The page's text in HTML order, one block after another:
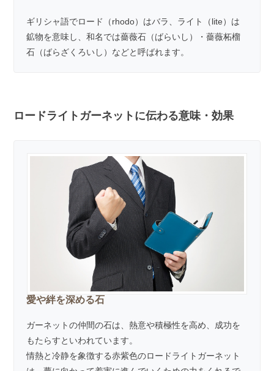
ギリシャ語でロード（rhodo）はバラ、ライト（lite）は
鉱物を意味し、和名では薔薇石（ばらいし）・薔薇柘榴
石（ばらざくろいし）などと呼ばれます。
ロードライトガーネットに伝わる意味・効果
愛や絆を深める石
ガーネットの仲間の石は、熱意や積極性を高め、成功を
もたらすといわれています。
情熱と冷静を象徴する赤紫色のロードライトガーネット